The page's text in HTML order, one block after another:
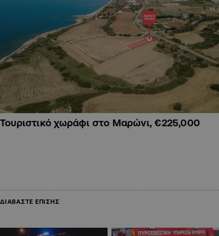
Τουριστικό χωράφι στο Μαρώνι, €225,000
ΔΙΑΒΑΣΤΕ ΕΠΙΣΗΣ